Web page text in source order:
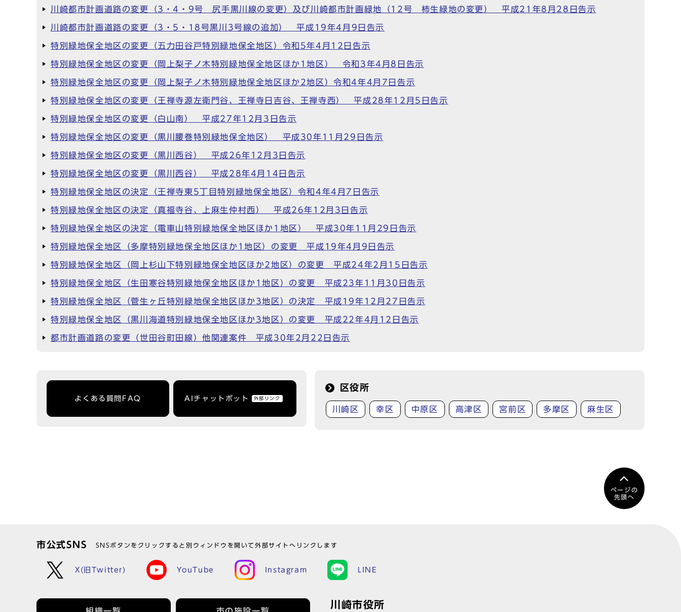
川崎都市計画道路の変更（3・4・9号 尻手黒川線の変更）及び川崎都市計画緑地（12号 柿生緑地の変更） 平成21年8月28日告示
川崎都市計画道路の変更（3・5・18号黒川3号線の追加） 平成19年4月9日告示
特別緑地保全地区の変更（五力田谷戸特別緑地保全地区）令和5年4月12日告示
特別緑地保全地区の変更（岡上梨子ノ木特別緑地保全地区ほか1地区） 令和3年4月8日告示
特別緑地保全地区の変更（岡上梨子ノ木特別緑地保全地区ほか2地区）令和4年4月7日告示
特別緑地保全地区の変更（王禅寺源左衛門谷、王禅寺日吉谷、王禅寺西） 平成28年12月5日告示
特別緑地保全地区の変更（白山南） 平成27年12月3日告示
特別緑地保全地区の変更（黒川腰巻特別緑地保全地区） 平成30年11月29日告示
特別緑地保全地区の変更（黒川西谷） 平成26年12月3日告示
特別緑地保全地区の変更（黒川西谷） 平成28年4月14日告示
特別緑地保全地区の決定（王禅寺東5丁目特別緑地保全地区）令和4年4月7日告示
特別緑地保全地区の決定（真福寺谷、上麻生仲村西） 平成26年12月3日告示
特別緑地保全地区の決定（電車山特別緑地保全地区ほか1地区） 平成30年11月29日告示
特別緑地保全地区（多摩特別緑地保全地区ほか1地区）の変更 平成19年4月9日告示
特別緑地保全地区（岡上杉山下特別緑地保全地区ほか2地区）の変更 平成24年2月15日告示
特別緑地保全地区（生田寒谷特別緑地保全地区ほか1地区）の変更 平成23年11月30日告示
特別緑地保全地区（菅生ヶ丘特別緑地保全地区ほか3地区）の決定 平成19年12月27日告示
特別緑地保全地区（黒川海道特別緑地保全地区ほか3地区）の変更 平成22年4月12日告示
都市計画道路の変更（世田谷町田線）他関連案件 平成30年2月22日告示
よくある質問FAQ AIチャットボット 外部リンク
区役所
川崎区 幸区 中原区 高津区 宮前区 多摩区 麻生区
ページの
先頭へ
市公式SNS SNSボタンをクリックすると別ウィンドウを開いて外部サイトへリンクします
X(旧Twitter) YouTube Instagram LINE
川崎市役所